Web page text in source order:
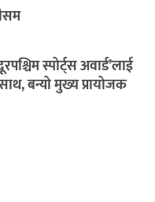
स्पोर्ट्स अवार्ड’लाई
बन्यो मुख्य प्रायोजक